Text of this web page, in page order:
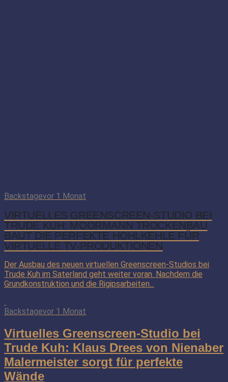
Backstagevor 1 Monat
VIRTUELLES GREENSCREEN-STUDIO BEI
TRUDE KUH: MOORMANN TROCKENBAU
BAUT DIE PERFEKTE HOHLKEHLE FÜR
VIRTUELLE TV-PRODUKTIONEN
Der Ausbau des neuen virtuellen Greenscreen-Studios bei
Trude Kuh im Saterland geht weiter voran. Nachdem die
Grundkonstruktion und die Rigipsarbeiten...
Backstagevor 1 Monat
Virtuelles Greenscreen-Studio bei
Trude Kuh: Klaus Drees von Nienaber
Malermeister sorgt für perfekte
Wände